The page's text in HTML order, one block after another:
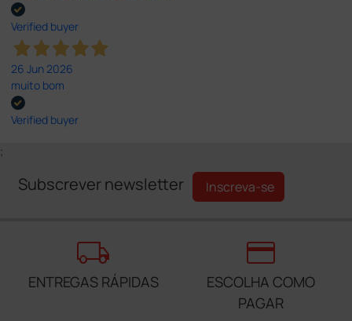
Verified buyer
26 Jun 2026
muito bom
Verified buyer
;
Subscrever newsletter Inscreva-se
local_shipping
ENTREGAS RÁPIDAS
credit_card
ESCOLHA COMO
PAGAR